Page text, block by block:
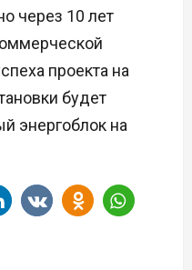
через 10 лет
проекта на
будет
энергоблок на